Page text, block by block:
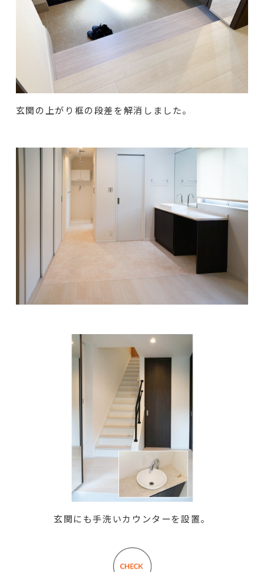
玄関の上がり框の段差を解消しました。
玄関にも手洗いカウンターを設置。